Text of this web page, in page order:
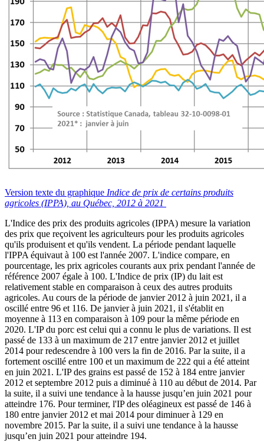
Version texte du graphique Indice de prix de certains produits
agricoles (IPPA), au Québec, 2012 à 2021
L'Indice des prix des produits agricoles (IPPA) mesure la variation
des prix que reçoivent les agriculteurs pour les produits agricoles
qu'ils produisent et qu'ils vendent. La période pendant laquelle
l'IPPA équivaut à 100 est l'année 2007. L'indice compare, en
pourcentage, les prix agricoles courants aux prix pendant l'année de
référence 2007 égale à 100. L'Indice de prix (IP) du lait est
relativement stable en comparaison à ceux des autres produits
agricoles. Au cours de la période de janvier 2012 à juin 2021, il a
oscillé entre 96 et 116. De janvier à juin 2021, il s'établit en
moyenne à 113 en comparaison à 109 pour la même période en
2020. L'IP du porc est celui qui a connu le plus de variations. Il est
passé de 133 à un maximum de 217 entre janvier 2012 et juillet
2014 pour redescendre à 100 vers la fin de 2016. Par la suite, il a
fortement oscillé entre 100 et un maximum de 222 qui a été atteint
en juin 2021. L'IP des grains est passé de 152 à 184 entre janvier
2012 et septembre 2012 puis a diminué à 110 au début de 2014. Par
la suite, il a suivi une tendance à la hausse jusqu’en juin 2021 pour
atteindre 176. Pour terminer, l'IP des oléagineux est passé de 146 à
180 entre janvier 2012 et mai 2014 pour diminuer à 129 en
novembre 2015. Par la suite, il a suivi une tendance à la hausse
jusqu’en juin 2021 pour atteindre 194.